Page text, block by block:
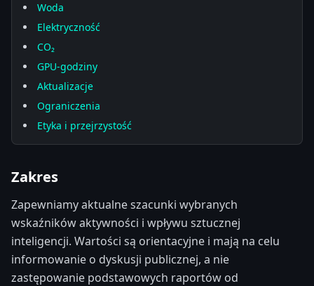
Woda
Elektryczność
CO₂
GPU-godziny
Aktualizacje
Ograniczenia
Etyka i przejrzystość
Zakres
Zapewniamy aktualne szacunki wybranych
wskaźników aktywności i wpływu sztucznej
inteligencji. Wartości są orientacyjne i mają na celu
informowanie o dyskusji publicznej, a nie
zastępowanie podstawowych raportów od